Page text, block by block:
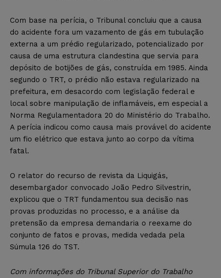
Com base na perícia, o Tribunal concluiu que a causa
do acidente fora um vazamento de gás em tubulação
externa a um prédio regularizado, potencializado por
causa de uma estrutura clandestina que servia para
depósito de botijões de gás, construída em 1985. Ainda
segundo o TRT, o prédio não estava regularizado na
prefeitura, em desacordo com legislação federal e
local sobre manipulação de inflamáveis, em especial a
Norma Regulamentadora 20 do Ministério do Trabalho.
A perícia indicou como causa mais provável do acidente
um fio elétrico que estava junto ao corpo da vítima
fatal.
O relator do recurso de revista da Liquigás,
desembargador convocado João Pedro Silvestrin,
explicou que o TRT fundamentou sua decisão nas
provas produzidas no processo, e a análise da
pretensão da empresa demandaria o reexame do
conjunto de fatos e provas, medida vedada pela
Súmula 126 do TST.
Com informações do Tribunal Superior do Trabalho